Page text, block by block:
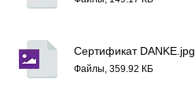
Сертификат DANKE.jpg
Файлы, 359.92 КБ